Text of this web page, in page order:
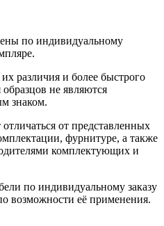
по индивидуальному
различия и более быстрого
образцов не являются
знаком.
от представленных
фурнитуре, а также
комплектующих и
по индивидуальному заказу
возможности её применения.